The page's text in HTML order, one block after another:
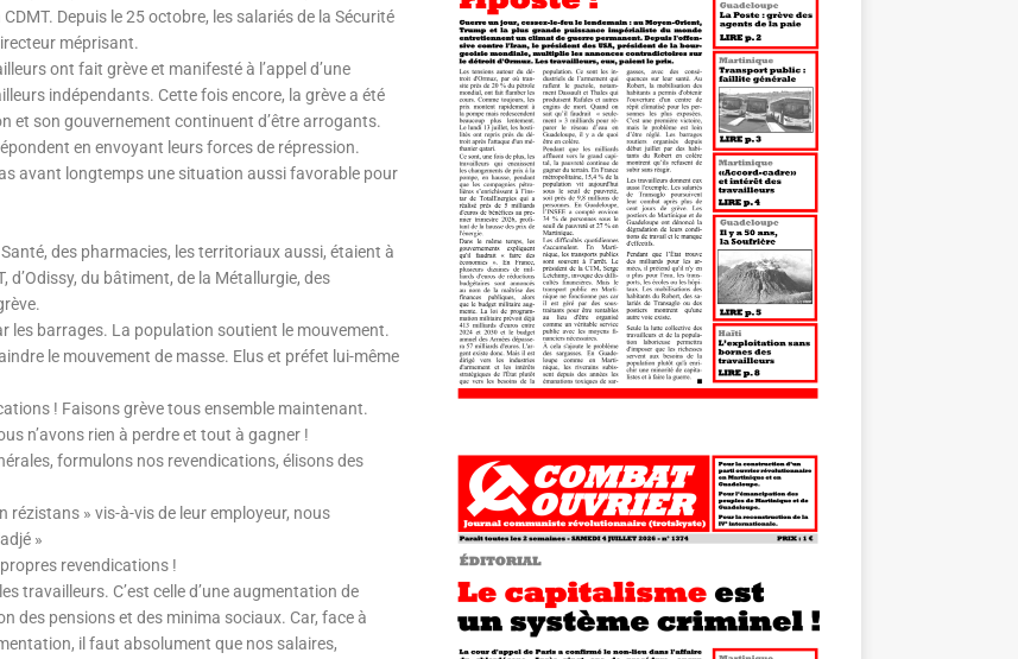
Depuis le 25 octobre, les salariés de la Sécurité
méprisant.
ont fait grève et manifesté à l’appel d’une
indépendants. Cette fois encore, la grève a été
et son gouvernement continuent d’être arrogants.
en envoyant leurs forces de répression.
avant longtemps une situation aussi favorable pour
des pharmacies, les territoriaux aussi, étaient à
d’Odissy, du bâtiment, de la Métallurgie, des
les barrages. La population soutient le mouvement.
le mouvement de masse. Elus et préfet lui-même
! Faisons grève tous ensemble maintenant.
n’avons rien à perdre et tout à gagner !
formulons nos revendications, élisons des
» vis-à-vis de leur employeur, nous
»
revendications !
travailleurs. C’est celle d’une augmentation de
des pensions et des minima sociaux. Car, face à
il faut absolument que nos salaires,